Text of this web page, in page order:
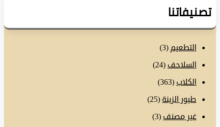
التطعيم(3)
السلاحف(24)
الكلاب(363)
طيور الزينة (25)
غير مصنف(3)